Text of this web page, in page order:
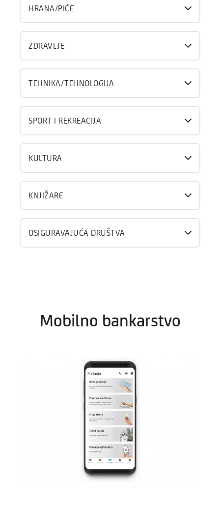
HRANA/PIĆE
ZDRAVLJE
TEHNIKA/TEHNOLOGIJA
SPORT I REKREACIJA
KULTURA
KNJIŽARE
OSIGURAVAJUĆA DRUŠTVA
Mobilno bankarstvo